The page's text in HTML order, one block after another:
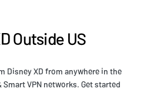
Outside US
Disney XD from anywhere in the
VPN networks. Get started